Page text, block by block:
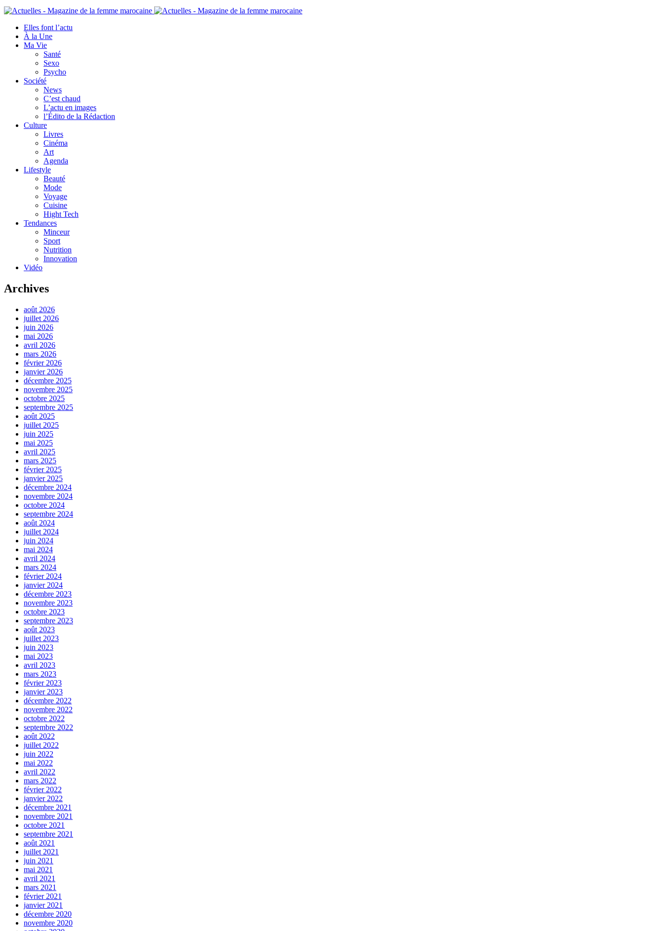
Elles font l’actu
À la Une
Ma Vie
Santé
Sexo
Psycho
Société
News
C’est chaud
L’actu en images
l’Édito de la Rédaction
Culture
Livres
Cinéma
Art
Agenda
Lifestyle
Beauté
Mode
Voyage
Cuisine
Hight Tech
Tendances
Minceur
Sport
Nutrition
Innovation
Vidéo
Archives
août 2026
juillet 2026
juin 2026
mai 2026
avril 2026
mars 2026
février 2026
janvier 2026
décembre 2025
novembre 2025
octobre 2025
septembre 2025
août 2025
juillet 2025
juin 2025
mai 2025
avril 2025
mars 2025
février 2025
janvier 2025
décembre 2024
novembre 2024
octobre 2024
septembre 2024
août 2024
juillet 2024
juin 2024
mai 2024
avril 2024
mars 2024
février 2024
janvier 2024
décembre 2023
novembre 2023
octobre 2023
septembre 2023
août 2023
juillet 2023
juin 2023
mai 2023
avril 2023
mars 2023
février 2023
janvier 2023
décembre 2022
novembre 2022
octobre 2022
septembre 2022
août 2022
juillet 2022
juin 2022
mai 2022
avril 2022
mars 2022
février 2022
janvier 2022
décembre 2021
novembre 2021
octobre 2021
septembre 2021
août 2021
juillet 2021
juin 2021
mai 2021
avril 2021
mars 2021
février 2021
janvier 2021
décembre 2020
novembre 2020